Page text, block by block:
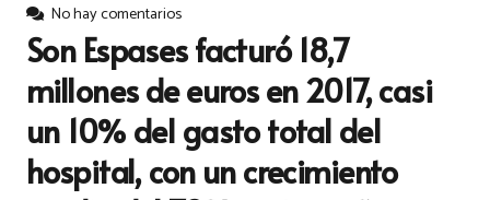
No hay comentarios
Son Espases facturó 18,7
millones de euros en 2017, casi
un 10% del gasto total del
hospital, con un crecimiento